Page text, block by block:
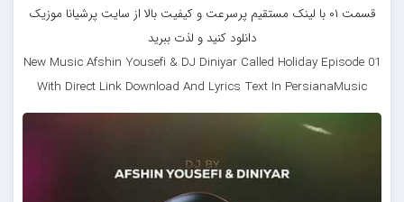
قسمت ۰۱ با لینک مستقیم پرسرعت و کیفیت بالا از سایت پرشیانا موزیک
دانلود کنید و لذت ببرید
New Music Afshin Yousefi & DJ Diniyar Called Holiday Episode 01
With Direct Link Download And Lyrics Text In PersianaMusic